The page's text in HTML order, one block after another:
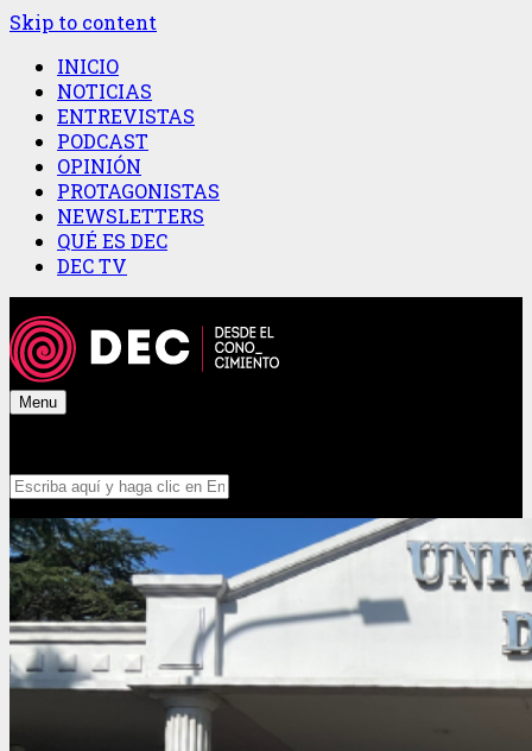
Skip to content
INICIO
NOTICIAS
ENTREVISTAS
PODCAST
OPINIÓN
PROTAGONISTAS
NEWSLETTERS
QUÉ ES DEC
DEC TV
Menu